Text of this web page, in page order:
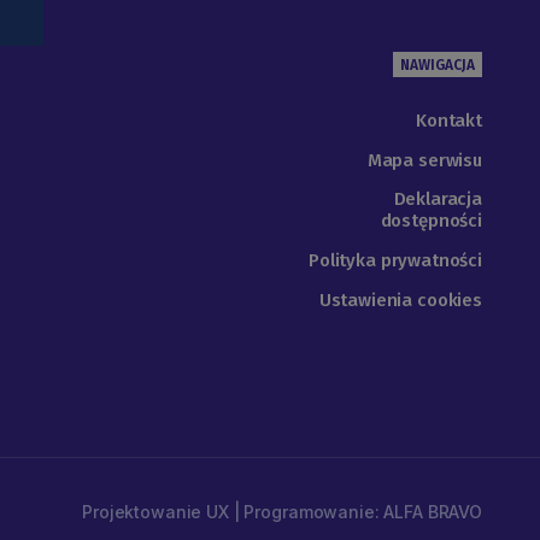
NAWIGACJA
Kontakt
Mapa serwisu
Deklaracja
dostępności
Polityka prywatności
Ustawienia cookies
Projektowanie UX | Programowanie: ALFA BRAVO